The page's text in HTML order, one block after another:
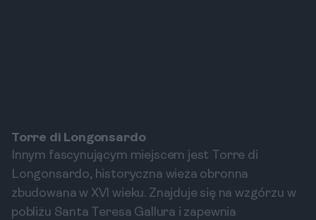
Torre di Longonsardo
Innym fascynującym miejscem jest Torre di
Longonsardo, historyczna wieża obronna
zbudowana w XVI wieku. Znajduje się na wzgórzu w
pobliżu Santa Teresa Gallura i zapewnia